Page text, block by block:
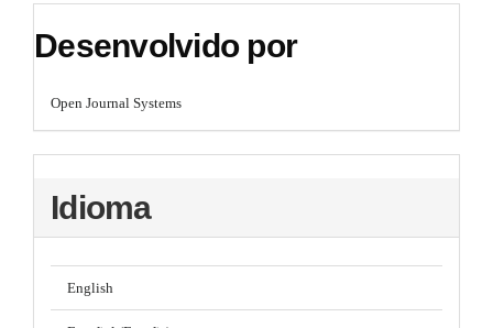
Desenvolvido por
Open Journal Systems
Idioma
English